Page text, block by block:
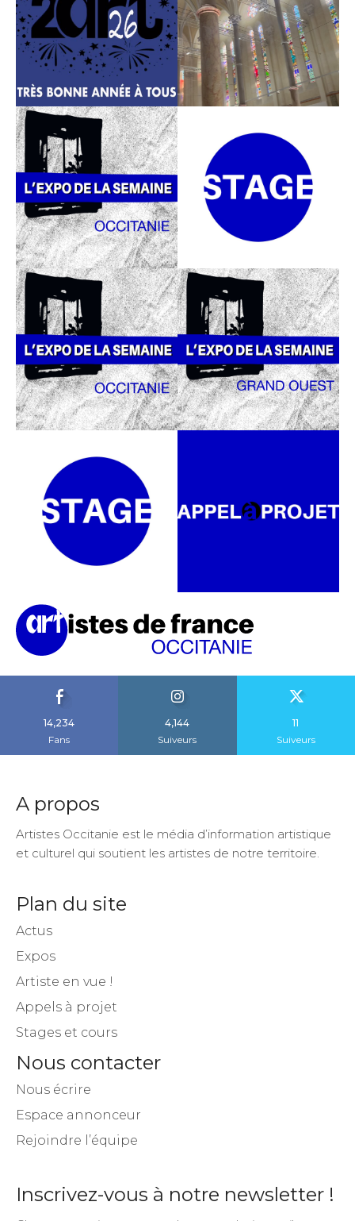
14,234
Fans
4,144
Suiveurs
11
Suiveurs
A propos
Artistes Occitanie est le média d’information artistique
et culturel qui soutient les artistes de notre territoire.
Plan du site
Actus
Expos
Artiste en vue !
Appels à projet
Stages et cours
Nous contacter
Nous écrire
Espace annonceur
Rejoindre l’équipe
Inscrivez-vous à notre newsletter !